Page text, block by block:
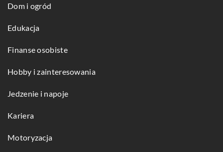
Dom i ogród
Edukacja
Finanse osobiste
Hobby i zainteresowania
Jedzenie i napoje
Kariera
Motoryzacja